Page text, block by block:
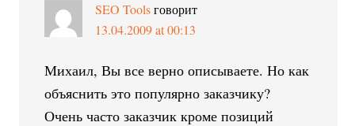
SEO Tools говорит
13.04.2009 at 00:13
Михаил, Вы все верно описываете. Но как
объяснить это популярно заказчику?
Очень часто заказчик кроме позиций